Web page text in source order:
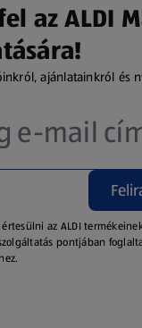
az ALDI
ajánlatainkról és
az ALDI
pontjában